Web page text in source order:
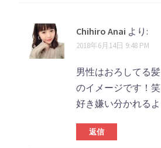
Chihiro Anai より:
2018年6月14日 9:48 PM
男性はおろしてる
のイメージです！笑
好き嫌い分かれる
返信